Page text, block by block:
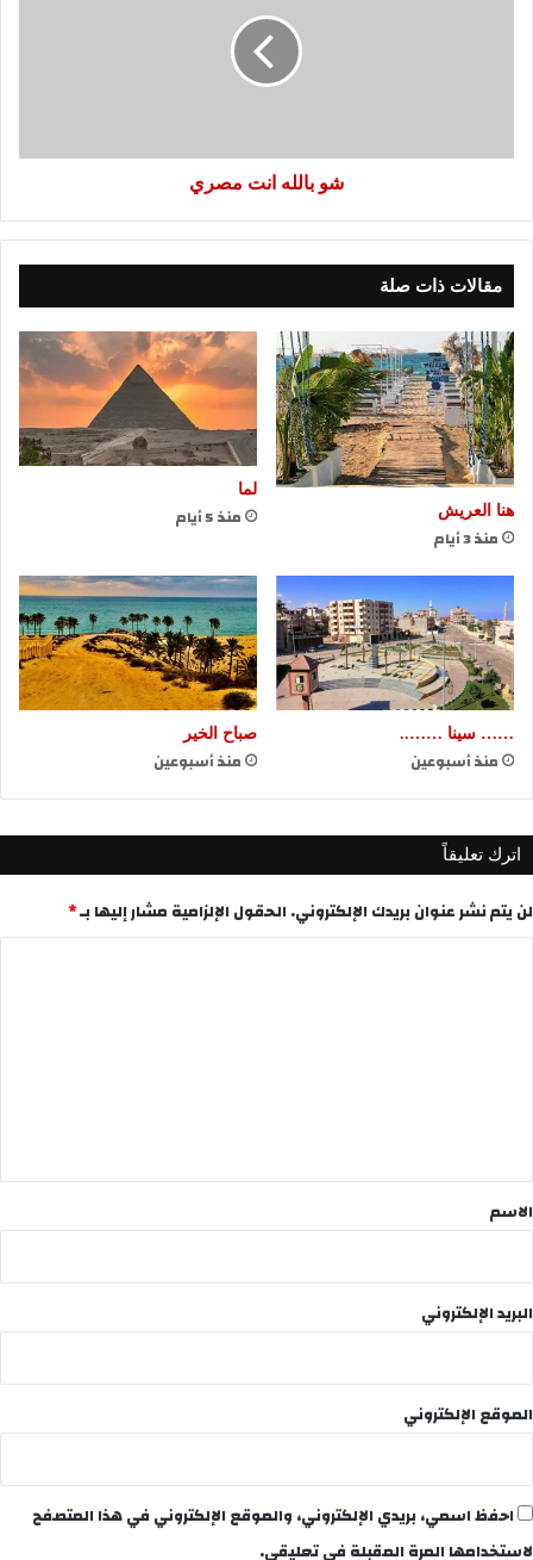
شو بالله انت مصري
مقالات ذات صلة
هنا العريش
منذ 3 أيام
لما
منذ 5 أيام
…… سينا ……..
منذ أسبوعين
صباح الخير
منذ أسبوعين
اترك تعليقاً
لن يتم نشر عنوان بريدك الإلكتروني. الحقول الإلزامية مشار إليها بـ*
*
الاسم
البريد الإلكتروني
الموقع الإلكتروني
احفظ اسمي، بريدي الإلكتروني، والموقع الإلكتروني في هذا المتصفح
لاستخدامها المرة المقبلة في تعليقي.